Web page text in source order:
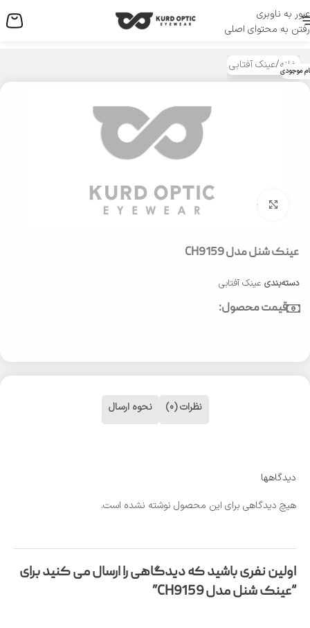
عبور به ناوبری
رفتن به محتوای اصلی
منو
خانه/عینک آفتابی موجودی
بزرگنمایی تصویر
عینک شنل مدل CH9159
دسته‌بندی عینک آفتابی
قیمت محصول:
نظرات (0) نحوه ارسال
دیدگاهها
هیچ دیدگاهی برای این محصول نوشته نشده است.
اولین نفری باشید که دیدگاهی را ارسال می کنید برای
“عینک شنل مدل CH9159”